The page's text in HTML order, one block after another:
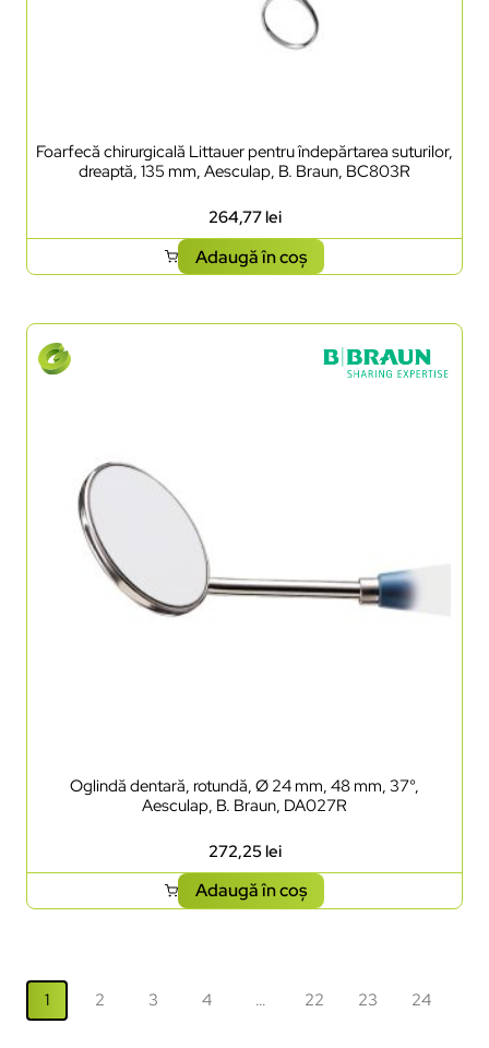
Foarfecă chirurgicală Littauer pentru îndepărtarea suturilor,
dreaptă, 135 mm, Aesculap, B. Braun, BC803R
264,77lei
Adaugă în coș
Oglindă dentară, rotundă, Ø 24 mm, 48 mm, 37°,
Aesculap, B. Braun, DA027R
272,25lei
Adaugă în coș
1 2 3 4 … 22 23 24